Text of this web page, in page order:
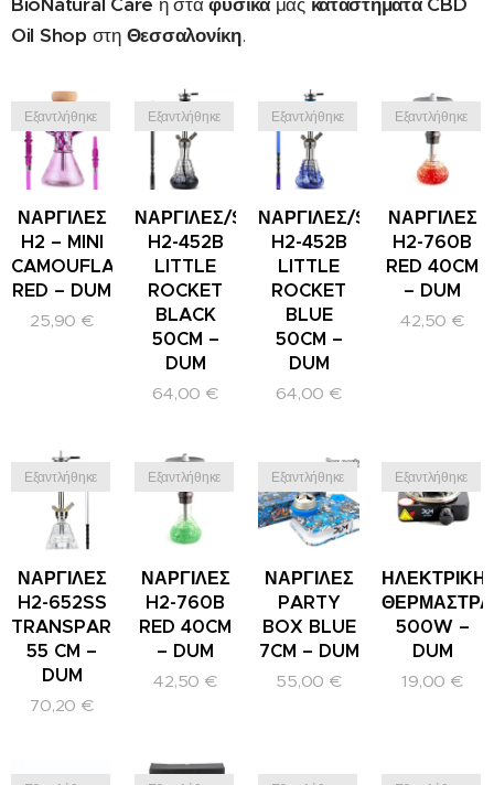
Oil Shop στη Θεσσαλονίκη.
ΝΑΡΓΙΛΕΣ
H2 – MINI
CAMOUFLAGE
RED – DUM
Εξαντλήθηκε
25,90 €
ΝΑΡΓΙΛΕΣ/SHISHA
H2-452B
LITTLE
ROCKET
BLACK
50CM –
DUM
Εξαντλήθηκε
64,00 €
ΝΑΡΓΙΛΕΣ/SHISHA
H2-452B
LITTLE
ROCKET
BLUE
50CM –
DUM
Εξαντλήθηκε
64,00 €
ΝΑΡΓΙΛΕΣ
H2-760B
RED 40CM
– DUM
Εξαντλήθηκε
42,50 €
ΝΑΡΓΙΛΕΣ
H2-652SS
TRANSPARENT
55 CM –
DUM
Εξαντλήθηκε
70,20 €
ΝΑΡΓΙΛΕΣ
H2-760B
RED 40CM
– DUM
Εξαντλήθηκε
42,50 €
ΝΑΡΓΙΛΕΣ
PARTY
BOX BLUE
7CM – DUM
Εξαντλήθηκε
55,00 €
ΗΛΕΚΤΡΙΚΗ
ΘΕΡΜΑΣΤΡΑ
500W –
DUM
Εξαντλήθηκε
19,00 €